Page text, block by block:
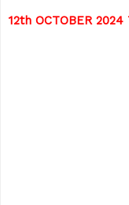
12th OCTOBER 2024